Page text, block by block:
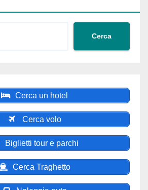
Cerca
Cerca un hotel
Cerca volo
Biglietti tour e parchi
Cerca Traghetto